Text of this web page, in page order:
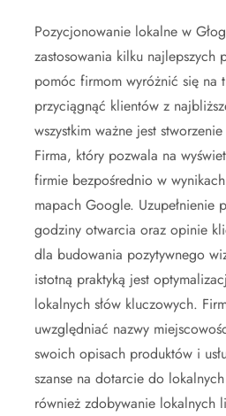
Pozycjonowanie lokalne w
zastosowania kilku najlepszych
pomóc firmom wyróżnić się na
przyciągnąć klientów z
wszystkim ważne jest
Firma, który pozwala na
firmie bezpośrednio w
mapach Google. Uzupełnienie
godziny otwarcia oraz opinie
dla budowania pozytywnego
istotną praktyką jest
lokalnych słów kluczowych.
uwzględniać nazwy
swoich opisach produktów i
szanse na dotarcie do
również zdobywanie lokalnych